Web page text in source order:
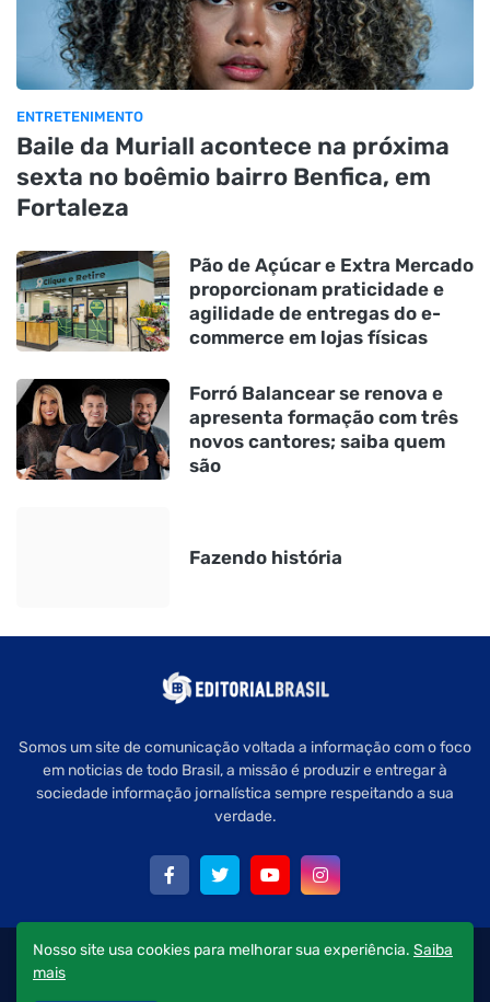
ENTRETENIMENTO
Baile da Muriall acontece na próxima
sexta no boêmio bairro Benfica, em
Fortaleza
Pão de Açúcar e Extra Mercado
proporcionam praticidade e
agilidade de entregas do e-
commerce em lojas físicas
Forró Balancear se renova e
apresenta formação com três
novos cantores; saiba quem
são
Fazendo história
Somos um site de comunicação voltada a informação com o foco
em noticias de todo Brasil, a missão é produzir e entregar à
sociedade informação jornalística sempre respeitando a sua
verdade.
Copyright © 2022 Editorial Brasil - Todos os direitos reservados.
Nosso site usa cookies para melhorar sua experiência. Saiba
mais